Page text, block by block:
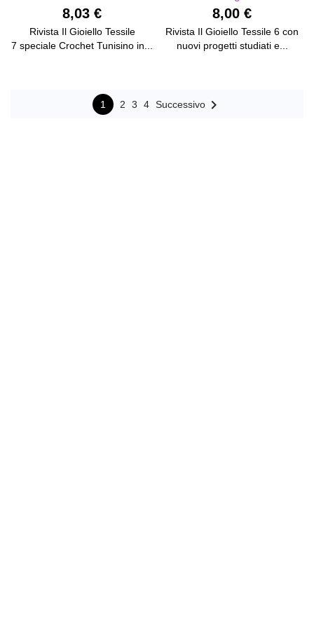
8,03 €
Rivista Il Gioiello Tessile
7 speciale Crochet Tunisino in...
8,00 €
Rivista Il Gioiello Tessile 6 con
nuovi progetti studiati e...
1 2 3 4 Successivo